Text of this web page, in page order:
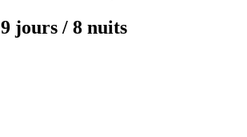
9 jours / 8 nuits